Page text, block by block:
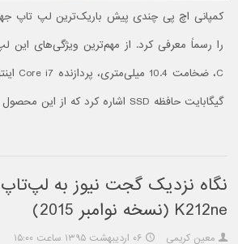
گیگابایت حافظه SSD اشاره کرد که از این محصول ...
K212ne (نسخه نوامبر 2015)
معین کریمی ۰۶ اردیبهشت ۱۳۹۵ ساعت ۱۵:۰۰